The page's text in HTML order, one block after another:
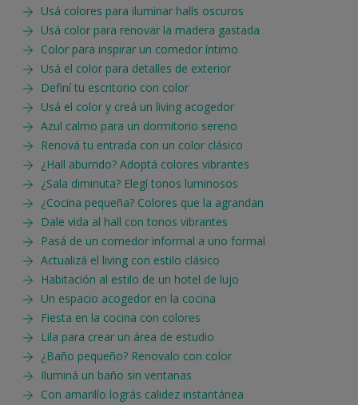
Usá colores para iluminar halls oscuros
Usá color para renovar la madera gastada
Color para inspirar un comedor íntimo
Usá el color para detalles de exterior
Definí tu escritorio con color
Usá el color y creá un living acogedor
Azul calmo para un dormitorio sereno
Renová tu entrada con un color clásico
¿Hall aburrido? Adoptá colores vibrantes
¿Sala diminuta? Elegí tonos luminosos
¿Cocina pequeña? Colores que la agrandan
Dale vida al hall con tonos vibrantes
Pasá de un comedor informal a uno formal
Actualizá el living con estilo clásico
Habitación al estilo de un hotel de lujo
Un espacio acogedor en la cocina
Fiesta en la cocina con colores
Lila para crear un área de estudio
¿Baño pequeño? Renovalo con color
Iluminá un baño sin ventanas
Con amarillo lográs calidez instantánea